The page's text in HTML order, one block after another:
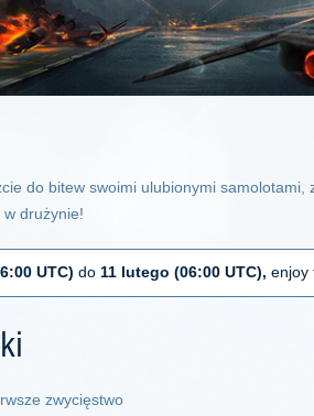
do bitew swoimi ulubionymi
drużynie!
UTC) do 11 lutego (06:00 UTC), enjoy
zwycięstwo